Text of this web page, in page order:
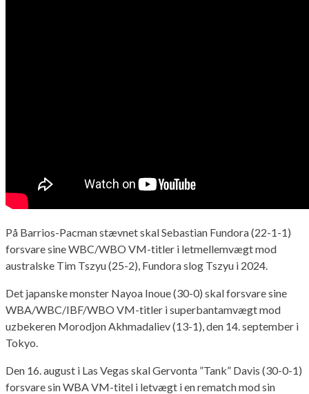
På Barrios-Pacman stævnet skal Sebastian Fundora (22-1-1)
forsvare sine WBC/WBO VM-titler i letmellemvægt mod
australske Tim Tszyu (25-2), Fundora slog Tszyu i 2024.
Det japanske monster Nayoa Inoue (30-0) skal forsvare sine
WBA/WBC/IBF/WBO VM-titler i superbantamvægt mod
uzbekeren Morodjon Akhmadaliev (13-1), den 14. september i
Tokyo.
Den 16. august i Las Vegas skal Gervonta ”Tank” Davis (30-0-1)
forsvare sin WBA VM-titel i letvægt i en rematch mod sin